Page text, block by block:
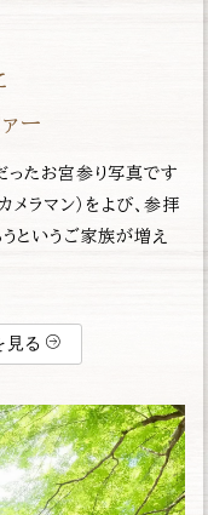
ー
ったお宮参り写真です
メラマン）をよび、参拝
というご家族が増え
見る